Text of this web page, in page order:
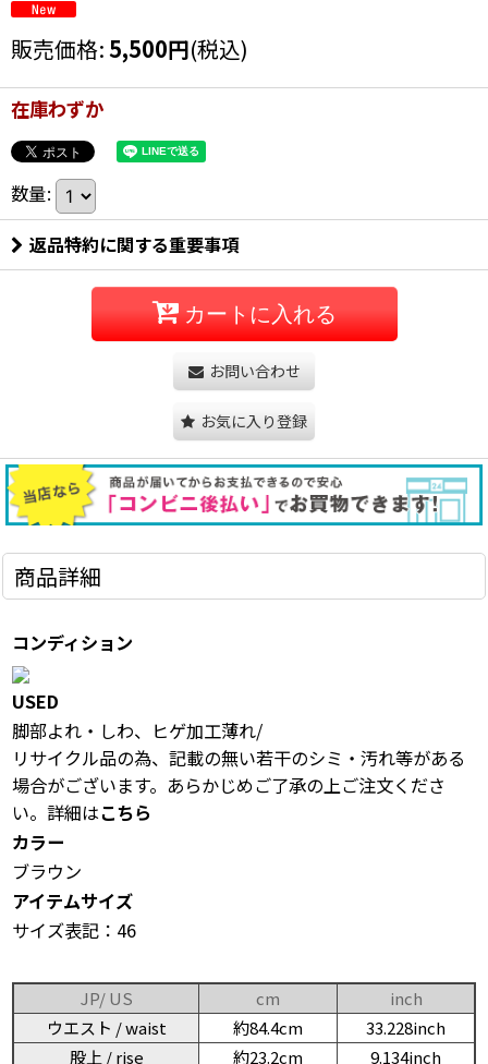
販売価格:5,500円(税込)
在庫わずか
数量:
返品特約に関する重要事項
カートに入れる
お問い合わせ
お気に入り登録
商品詳細
コンディション
USED
脚部よれ・しわ、ヒゲ加工薄れ/
リサイクル品の為、記載の無い若干のシミ・汚れ等がある
場合がございます。あらかじめご了承の上ご注文くださ
い。詳細はこちら
カラー
ブラウン
アイテムサイズ
サイズ表記：46
JP/ US cm
inch
ウエスト / waist
約84.4cm
33.228inch
股上 / rise
約23.2cm
9.134inch